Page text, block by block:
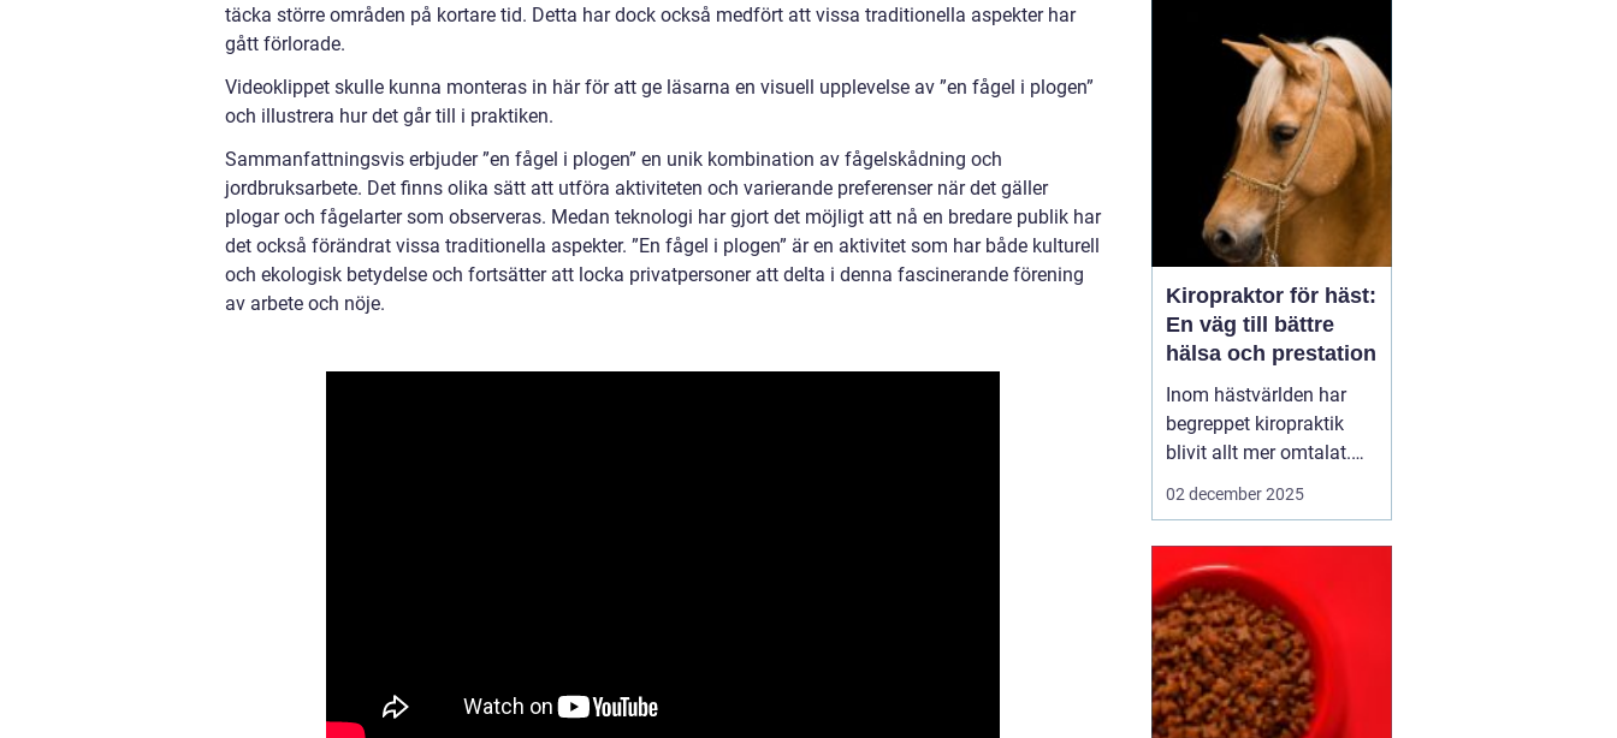
täcka större områden på kortare tid. Detta har dock också medfört att vissa traditionella aspekter har
gått förlorade.
Videoklippet skulle kunna monteras in här för att ge läsarna en visuell upplevelse av ”en fågel i plogen”
och illustrera hur det går till i praktiken.
Sammanfattningsvis erbjuder ”en fågel i plogen” en unik kombination av fågelskådning och
jordbruksarbete. Det finns olika sätt att utföra aktiviteten och varierande preferenser när det gäller
plogar och fågelarter som observeras. Medan teknologi har gjort det möjligt att nå en bredare publik har
det också förändrat vissa traditionella aspekter. ”En fågel i plogen” är en aktivitet som har både kulturell
och ekologisk betydelse och fortsätter att locka privatpersoner att delta i denna fascinerande förening
av arbete och nöje.
Djurtandvård handlar
Kiropraktor för häst:
En väg till bättre
hälsa och prestation
Inom hästvärlden har
begreppet kiropraktik
blivit allt mer omtalat.
För den som inte är
modefluga, men faktum
är att denna metod har
antika rötter och syftar
till at...
02 december 2025